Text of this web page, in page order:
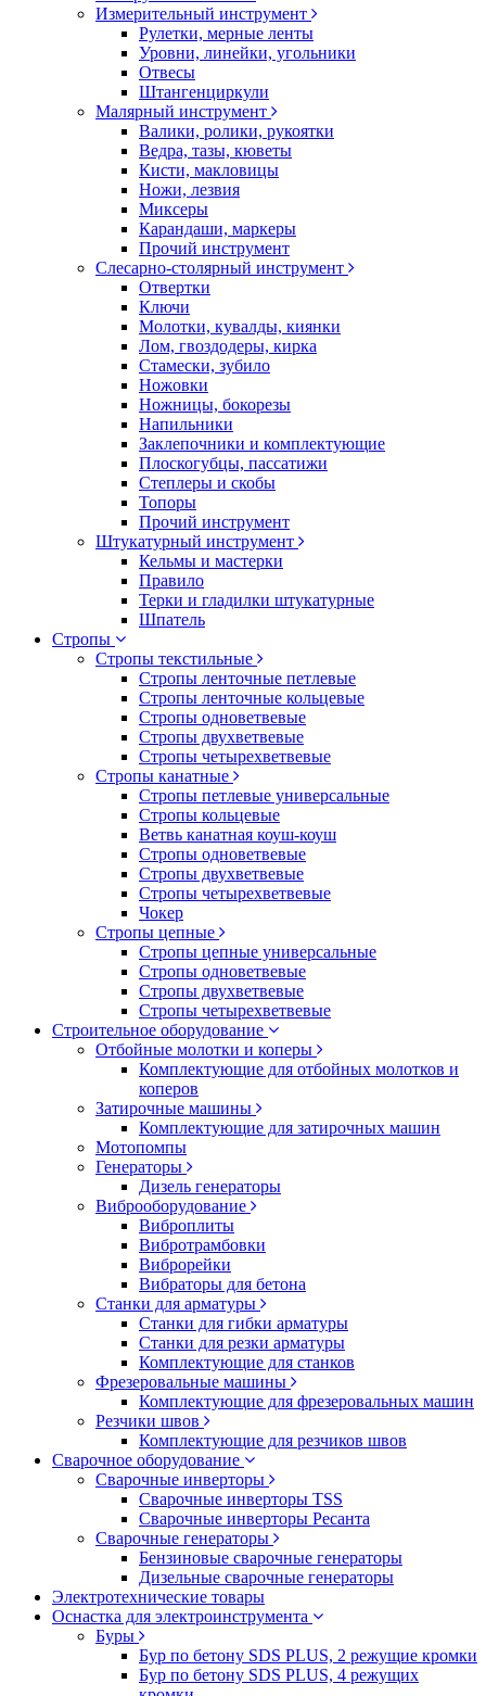
Измерительный инструмент
Рулетки, мерные ленты
Уровни, линейки, угольники
Отвесы
Штангенциркули
Малярный инструмент
Валики, ролики, рукоятки
Ведра, тазы, кюветы
Кисти, макловицы
Ножи, лезвия
Миксеры
Карандаши, маркеры
Прочий инструмент
Слесарно-столярный инструмент
Отвертки
Ключи
Молотки, кувалды, киянки
Лом, гвоздодеры, кирка
Стамески, зубило
Ножовки
Ножницы, бокорезы
Напильники
Заклепочники и комплектующие
Плоскогубцы, пассатижи
Степлеры и скобы
Топоры
Прочий инструмент
Штукатурный инструмент
Кельмы и мастерки
Правило
Терки и гладилки штукатурные
Шпатель
Стропы
Стропы текстильные
Стропы ленточные петлевые
Стропы ленточные кольцевые
Стропы одноветвевые
Стропы двухветвевые
Стропы четырехветвевые
Стропы канатные
Стропы петлевые универсальные
Стропы кольцевые
Ветвь канатная коуш-коуш
Стропы одноветвевые
Стропы двухветвевые
Стропы четырехветвевые
Чокер
Стропы цепные
Стропы цепные универсальные
Стропы одноветвевые
Стропы двухветвевые
Стропы четырехветвевые
Строительное оборудование
Отбойные молотки и коперы
Комплектующие для отбойных молотков и
коперов
Затирочные машины
Комплектующие для затирочных машин
Мотопомпы
Генераторы
Дизель генераторы
Виброоборудование
Виброплиты
Вибротрамбовки
Виброрейки
Вибраторы для бетона
Станки для арматуры
Станки для гибки арматуры
Станки для резки арматуры
Комплектующие для станков
Фрезеровальные машины
Комплектующие для фрезеровальных машин
Резчики швов
Комплектующие для резчиков швов
Сварочное оборудование
Сварочные инверторы
Сварочные инверторы TSS
Сварочные инверторы Ресанта
Сварочные генераторы
Бензиновые сварочные генераторы
Дизельные сварочные генераторы
Электротехнические товары
Оснастка для электроинструмента
Буры
Бур по бетону SDS PLUS, 2 режущие кромки
Бур по бетону SDS PLUS, 4 режущих